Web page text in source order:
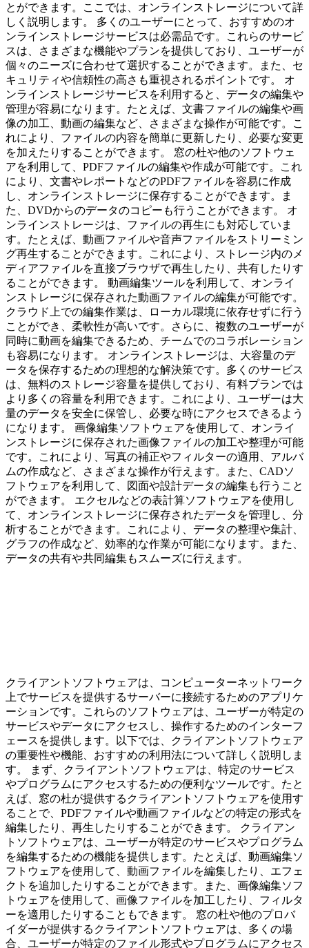
とができます。ここでは、オンラインストレージについて詳
しく説明します。 多くのユーザーにとって、おすすめのオ
ンラインストレージサービスは必需品です。これらのサービ
スは、さまざまな機能やプランを提供しており、ユーザーが
個々のニーズに合わせて選択することができます。また、セ
キュリティや信頼性の高さも重視されるポイントです。 オ
ンラインストレージサービスを利用すると、データの編集や
管理が容易になります。たとえば、文書ファイルの編集や画
像の加工、動画の編集など、さまざまな操作が可能です。こ
れにより、ファイルの内容を簡単に更新したり、必要な変更
を加えたりすることができます。 窓の杜や他のソフトウェ
アを利用して、PDFファイルの編集や作成が可能です。これ
により、文書やレポートなどのPDFファイルを容易に作成
し、オンラインストレージに保存することができます。ま
た、DVDからのデータのコピーも行うことができます。 オ
ンラインストレージは、ファイルの再生にも対応していま
す。たとえば、動画ファイルや音声ファイルをストリーミン
グ再生することができます。これにより、ストレージ内のメ
ディアファイルを直接ブラウザで再生したり、共有したりす
ることができます。 動画編集ツールを利用して、オンライ
ンストレージに保存された動画ファイルの編集が可能です。
クラウド上での編集作業は、ローカル環境に依存せずに行う
ことができ、柔軟性が高いです。さらに、複数のユーザーが
同時に動画を編集できるため、チームでのコラボレーション
も容易になります。 オンラインストレージは、大容量のデ
ータを保存するための理想的な解決策です。多くのサービス
は、無料のストレージ容量を提供しており、有料プランでは
より多くの容量を利用できます。これにより、ユーザーは大
量のデータを安全に保管し、必要な時にアクセスできるよう
になります。 画像編集ソフトウェアを使用して、オンライ
ンストレージに保存された画像ファイルの加工や整理が可能
です。これにより、写真の補正やフィルターの適用、アルバ
ムの作成など、さまざまな操作が行えます。また、CADソ
フトウェアを利用して、図面や設計データの編集も行うこと
ができます。 エクセルなどの表計算ソフトウェアを使用し
て、オンラインストレージに保存されたデータを管理し、分
析することができます。これにより、データの整理や集計、
グラフの作成など、効率的な作業が可能になります。また、
データの共有や共同編集もスムーズに行えます。
クライアントソフトウェアは、コンピューターネットワーク
上でサービスを提供するサーバーに接続するためのアプリケ
ーションです。これらのソフトウェアは、ユーザーが特定の
サービスやデータにアクセスし、操作するためのインターフ
ェースを提供します。以下では、クライアントソフトウェア
の重要性や機能、おすすめの利用法について詳しく説明しま
す。 まず、クライアントソフトウェアは、特定のサービス
やプログラムにアクセスするための便利なツールです。たと
えば、窓の杜が提供するクライアントソフトウェアを使用す
ることで、PDFファイルや動画ファイルなどの特定の形式を
編集したり、再生したりすることができます。 クライアン
トソフトウェアは、ユーザーが特定のサービスやプログラム
を編集するための機能を提供します。たとえば、動画編集ソ
フトウェアを使用して、動画ファイルを編集したり、エフェ
クトを追加したりすることができます。また、画像編集ソフ
トウェアを使用して、画像ファイルを加工したり、フィルタ
ーを適用したりすることもできます。 窓の杜や他のプロバ
イダーが提供するクライアントソフトウェアは、多くの場
合、ユーザーが特定のファイル形式やプログラムにアクセス